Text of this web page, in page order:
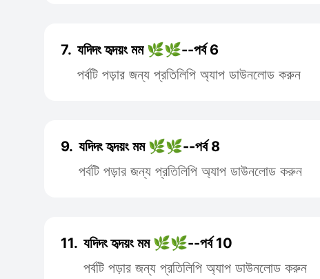
7. যদিদং হৃদয়ং মম 🌿🌿--পর্ব 6
পর্বটি পড়ার জন্য প্রতিলিপি অ্যাপ ডাউনলোড করুন
9. যদিদং হৃদয়ং মম 🌿🌿--পর্ব 8
পর্বটি পড়ার জন্য প্রতিলিপি অ্যাপ ডাউনলোড করুন
11. যদিদং হৃদয়ং মম 🌿🌿--পর্ব 10
পর্বটি পড়ার জন্য প্রতিলিপি অ্যাপ ডাউনলোড করুন